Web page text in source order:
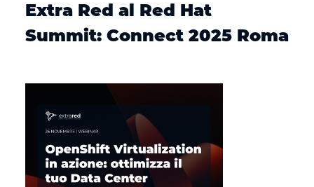
Extra Red al Red Hat
Summit: Connect 2025 Roma